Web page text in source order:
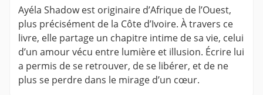
Ayéla Shadow est originaire d’Afrique de l’Ouest,
plus précisément de la Côte d’Ivoire. À travers ce
livre, elle partage un chapitre intime de sa vie, celui
d’un amour vécu entre lumière et illusion. Écrire lui
a permis de se retrouver, de se libérer, et de ne
plus se perdre dans le mirage d’un cœur.